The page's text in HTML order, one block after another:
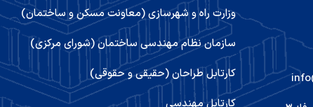
وزارت راه و شهرسازی (معاونت مسکن و ساختمان)
سازمان نظام مهندسی ساختمان (شورای مرکزی)
کارتابل طراحان (حقیقی و حقوقی)